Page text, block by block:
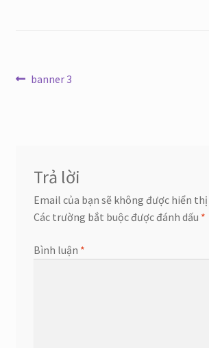
Điều
Bài
banner 3
Trả lời
Email của bạn sẽ không được hiển
Các trường bắt buộc được đánh dấu *
Bình luận *